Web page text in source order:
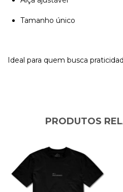
Tamanho único
Ideal para quem busca
PRODUTOS